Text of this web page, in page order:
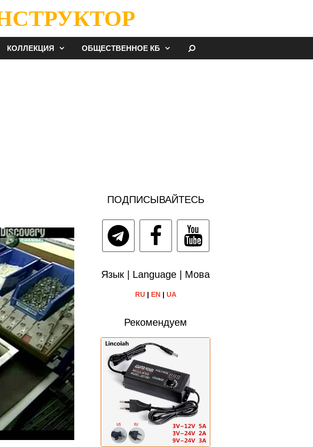
КОЛЛЕКЦИЯ ОБЩЕСТВЕННОЕ КБ
ПОДПИСЫВАЙТЕСЬ
Язык | Language | Мова
RU| EN| UA
Рекомендуем